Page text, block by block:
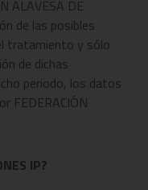
ALAVESA DE
de las posibles
tratamiento y sólo
de dichas
periodo, los datos
FEDERACIÓN
IP?